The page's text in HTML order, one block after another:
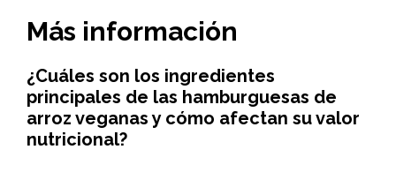
Más información
¿Cuáles son los ingredientes
principales de las hamburguesas de
arroz veganas y cómo afectan su valor
nutricional?